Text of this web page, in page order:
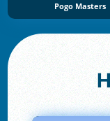
Pogo Masters